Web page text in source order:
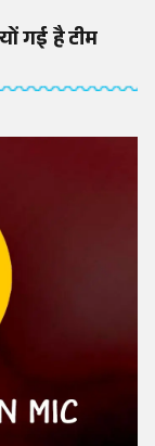
गई है टीम